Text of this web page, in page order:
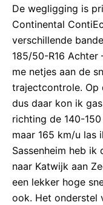
De wegligging is
Continental
verschillende
185/50-R16
me netjes aan de
trajectcontrole. Op
dus daar kon ik
richting de 140-
maar 165 km/u las
Sassenheim heb
naar Katwijk aan
een lekker hoge
ook. Het onderstel